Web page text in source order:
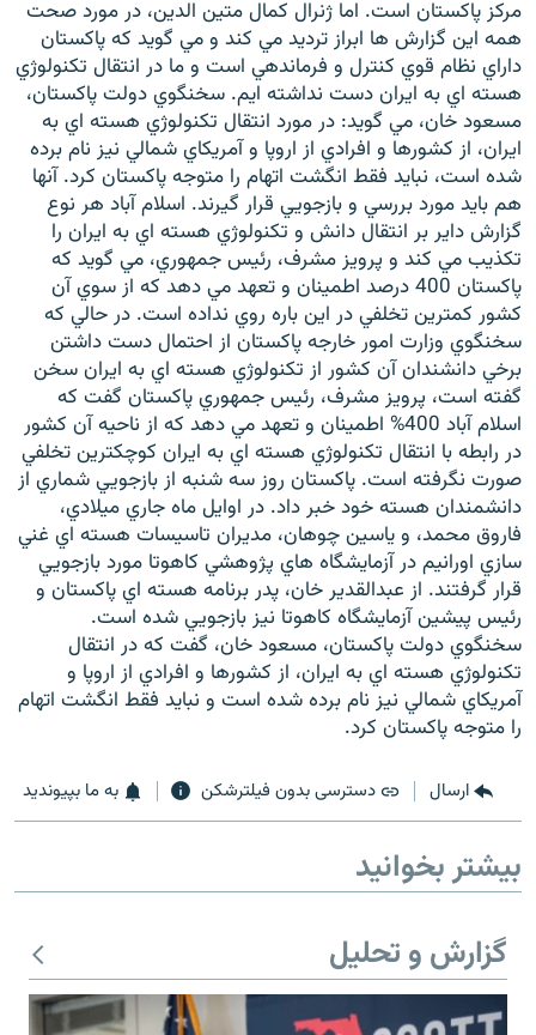
مرکز پاکستان است. اما ژنرال کمال متين الدين، در مورد صحت
همه اين گزارش ها ابراز ترديد مي کند و مي گويد که پاکستان
داراي نظام قوي کنترل و فرماندهي است و ما در انتقال تکنولوژي
هسته اي به ايران دست نداشته ايم. سخنگوي دولت پاکستان،
مسعود خان، مي گويد: در مورد انتقال تکنولوژي هسته اي به
ايران، از کشورها و افرادي از اروپا و آمريکاي شمالي نيز نام برده
شده است، نبايد فقط انگشت اتهام را متوجه پاکستان کرد. آنها
هم بايد مورد بررسي و بازجويي قرار گيرند. اسلام آباد هر نوع
گزارش داير بر انتقال دانش و تکنولوژي هسته اي به ايران را
تکذيب مي کند و پرويز مشرف، رئيس جمهوري، مي گويد که
پاکستان 400 درصد اطمينان و تعهد مي دهد که از سوي آن
کشور کمترين تخلفي در اين باره روي نداده است. در حالي كه
سخنگوي وزارت امور خارجه پاكستان از احتمال دست داشتن
برخي دانشندان آن كشور از تكنولوژي هسته اي به ايران سخن
گفته است، پرويز مشرف، رئيس جمهوري پاكستان گفت که
اسلام آباد 400% اطمينان و تعهد مي دهد كه از ناحيه آن كشور
در رابطه با انتقال تكنولوژي هسته اي به ايران كوچكترين تخلفي
صورت نگرفته است. پاكستان روز سه شنبه از بازجويي شماري از
دانشمندان هسته خود خبر داد. در اوايل ماه جاري ميلادي،
فاروق محمد، و ياسين چوهان، مديران تاسيسات هسته اي غني
سازي اورانيم در آزمايشگاه هاي پژوهشي کاهوتا مورد بازجويي
قرار گرفتند. از عبدالقدير خان، پدر برنامه هسته اي پاکستان و
رئيس پيشين آزمايشگاه کاهوتا نيز بازجويي شده است.
سخنگوي دولت پاکستان، مسعود خان، گفت که در انتقال
تکنولوژي هسته اي به ايران، از کشورها و افرادي از اروپا و
آمريکاي شمالي نيز نام برده شده است و نبايد فقط انگشت اتهام
را متوجه پاکستان کرد.
ارسال دسترسی بدون فیلترشکن به ما بپیوندید
بیشتر بخوانید
گزارش و تحلیل